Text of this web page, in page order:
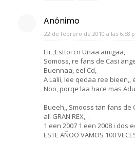
Anónimo
22 de febrero de 2010 a las 6:58
Eii, ;Esttoi cn Unaa amigaa,
Somoss, re fans de Casi
Buennaa, eel Cd,
A Lalii, lee qedaa ree bieen,,
Noo, porqe laa hace mas
Bueeh,, Smooss tan fans de
all GRAN REX,. .
1 een 2007 1 een 2008 i dos
ESTE AÑOO VAMOS 100